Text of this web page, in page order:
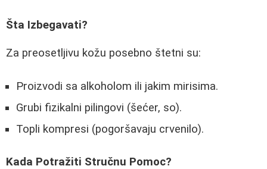
Šta Izbegavati?
Za preosetljivu kožu posebno štetni su:
Proizvodi sa alkoholom ili jakim mirisima.
Grubi fizikalni pilingovi (šećer, so).
Topli kompresi (pogoršavaju crvenilo).
Kada Potražiti Stručnu Pomoc?